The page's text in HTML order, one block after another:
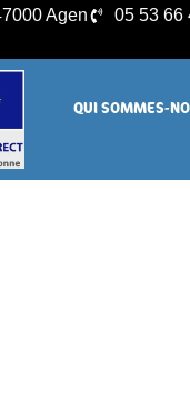
Agen 05 53 66
QUI SOMMES-